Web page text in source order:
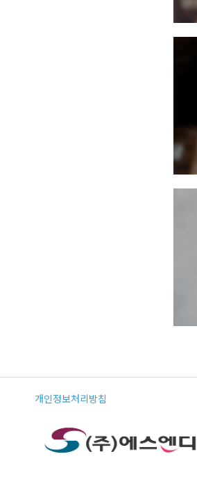
개인정보처리방침